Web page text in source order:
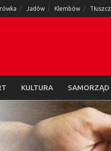
Jadów Klembów Tłuszcz
KULTURA SAMORZĄD